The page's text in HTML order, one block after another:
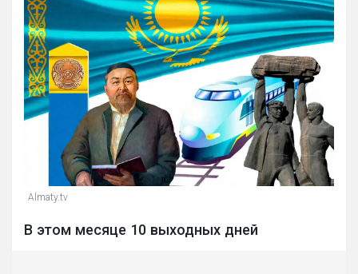
Almaty.tv
В этом месяце 10 выходных дней